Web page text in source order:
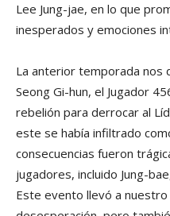
Lee Jung-jae, en lo que
inesperados y emociones
La anterior temporada nos
Seong Gi-hun, el Jugador
rebelión para derrocar al
este se había infiltrado
consecuencias fueron
jugadores, incluido Jung-
Este evento llevó a